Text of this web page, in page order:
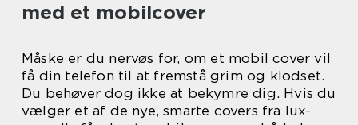
med et mobilcover
Måske er du nervøs for, om et mobil cover vil
få din telefon til at fremstå grim og klodset.
Du behøver dog ikke at bekymre dig. Hvis du
vælger et af de nye, smarte covers fra lux-